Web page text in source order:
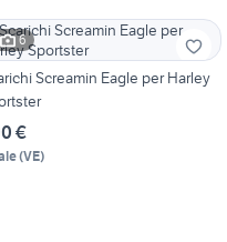
6
Screamin Eagle per Harley
€
(VE)